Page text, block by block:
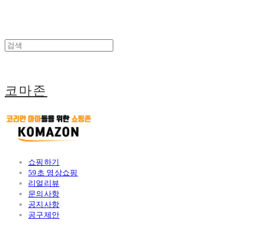
코마존
쇼핑하기
59초 영상쇼핑
리얼리뷰
문의사항
공지사항
공구제안